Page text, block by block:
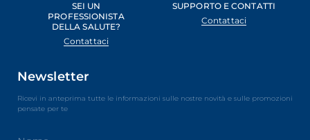
SEI UN
PROFESSIONISTA
DELLA SALUTE?
Contattaci
SUPPORTO E CONTATTI
Contattaci
Newsletter
Ricevi in anteprima tutte le informazioni sulle nostre novità e sulle promozioni
pensate per te